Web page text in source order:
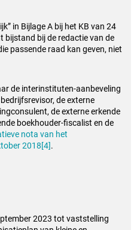
in Bijlage A bij het KB van 24
bijstand bij de redactie van de
passende raad kan geven, niet
de interinstituten-aanbeveling
de externe
de externe erkende
boekhouder-fiscalist en de
nota van het
2018[4].
2023 tot vaststelling